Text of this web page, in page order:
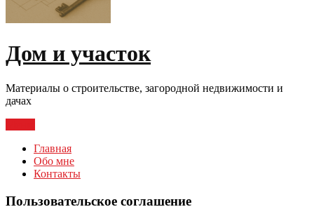
Дом и участок
Материалы о строительстве, загородной недвижимости и
дачах
Главная
Обо мне
Контакты
Пользовательское соглашение